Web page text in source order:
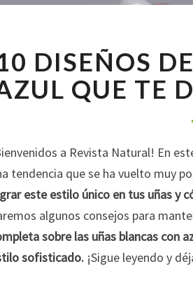
DISEÑOS
QUE TE
a Revista Natural! En
tendencia que se ha vuelto muy
este estilo único en tus uñas y
algunos consejos para
sobre las uñas blancas con
sofisticado. ¡Sigue leyendo y